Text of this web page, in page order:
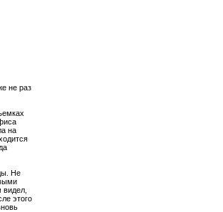
не раз
на
Не
этого